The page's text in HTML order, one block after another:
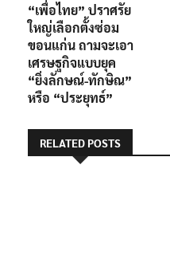
“เพื่อไทย” ปราศรัย
ใหญ่เลือกตั้งซ่อม
ขอนแก่น ถามจะเอา
เศรษฐกิจแบบยุค
“ยิ่งลักษณ์-ทักษิณ”
หรือ “ประยุทธ์”
RELATED POSTS